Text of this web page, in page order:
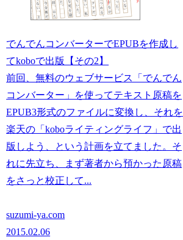
でんでんコンバーターでEPUBを作成し
てkoboで出版【その2】
前回、無料のウェブサービス「でんでん
コンバーター」を使ってテキスト原稿を
EPUB3形式のファイルに変換し、それを
楽天の「koboライティングライフ」で出
版しよう、という計画を立てました。そ
れに先立ち、まず著者から預かった原稿
をさっと校正して...
suzumi-ya.com
2015.02.06